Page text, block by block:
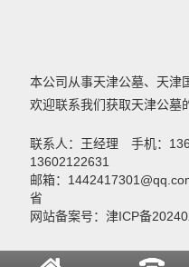
本公司从事天津公墓、 天津
欢迎联系我们获取天津公墓
联系人：王经理 手机：
13602122631
邮箱：
省
网站备案号：津ICP备